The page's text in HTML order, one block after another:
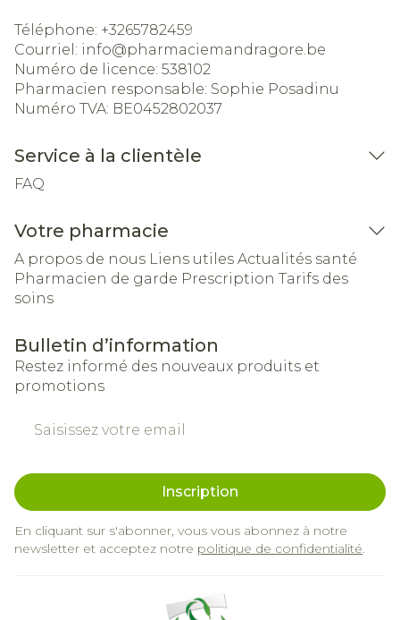
Téléphone: +3265782459
Courriel: info@pharmaciemandragore.be
Numéro de licence: 538102
Pharmacien responsable: Sophie Posadinu
Numéro TVA: BE0452802037
Service à la clientèle
FAQ
Votre pharmacie
A propos de nous Liens utiles Actualités santé
Pharmacien de garde Prescription Tarifs des
soins
Bulletin d’information
Restez informé des nouveaux produits et
promotions
Inscription
En cliquant sur s'abonner, vous vous abonnez à notre
newsletter et acceptez notre politique de confidentialité.